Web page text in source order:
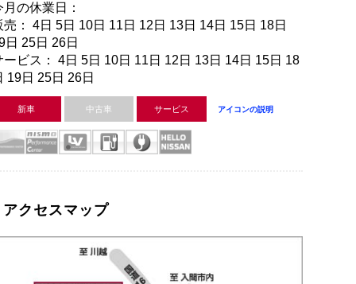
月の休業日：
売： 4日 5日 10日 11日 12日 13日 14日 15日 18日
日 25日 26日
ービス： 4日 5日 10日 11日 12日 13日 14日 15日 18
19日 25日 26日
新車 中古車 サービス アイコンの説明
アクセスマップ